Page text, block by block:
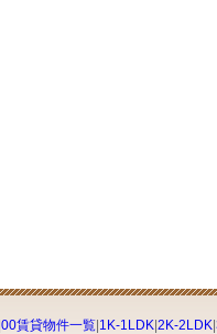
00賃貸物件一覧| 1K-1LDK| 2K-2LDK|